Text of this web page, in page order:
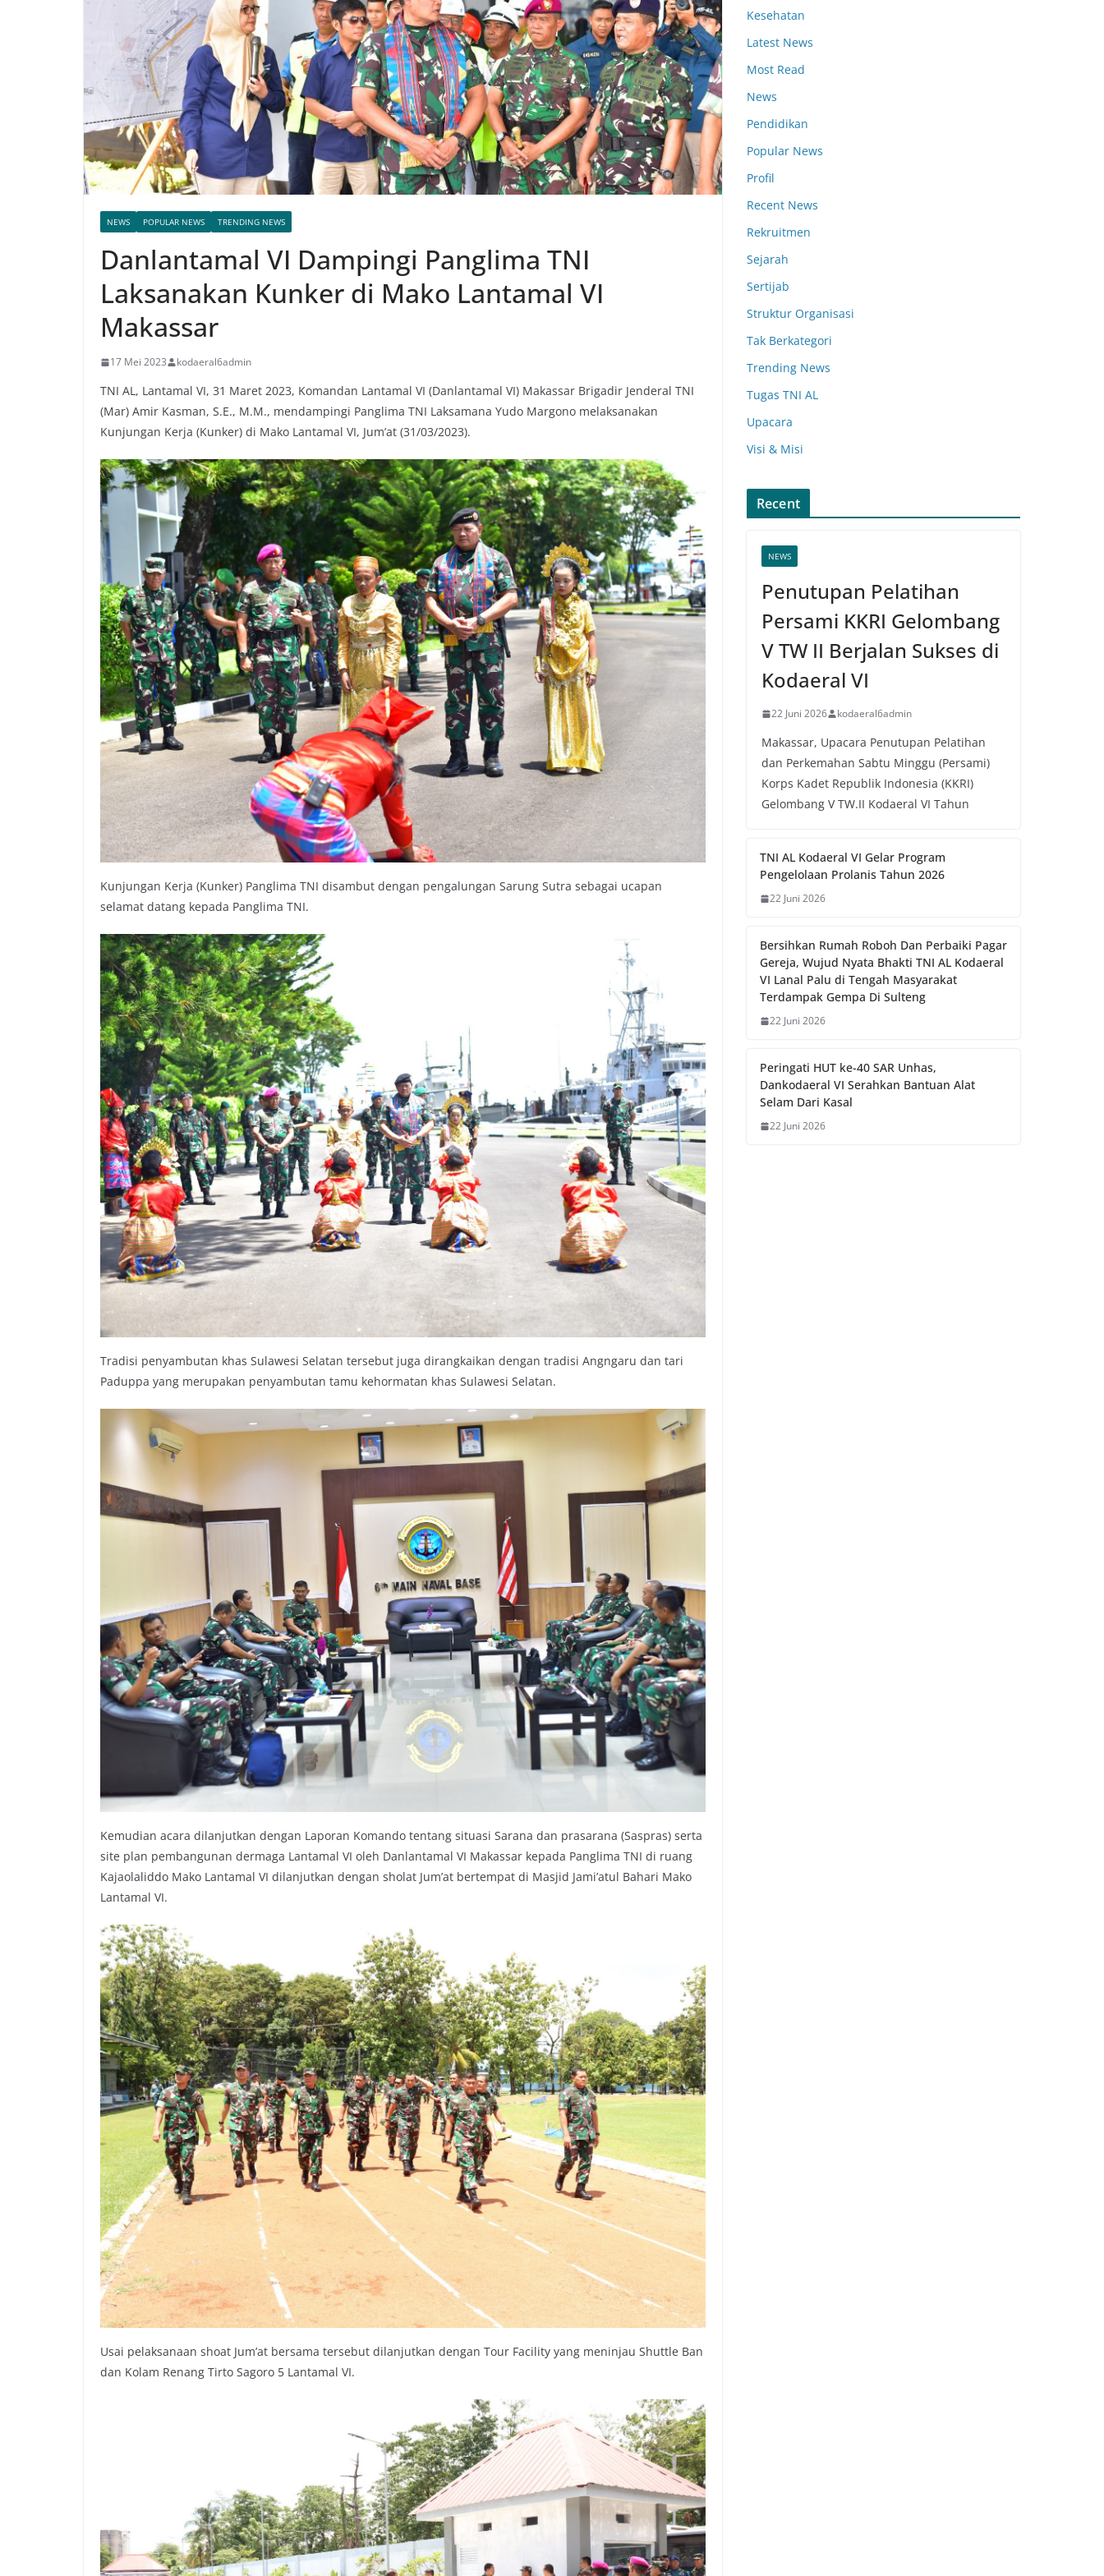
NEWS POPULAR NEWS TRENDING NEWS
Danlantamal VI Dampingi Panglima TNI
Laksanakan Kunker di Mako Lantamal VI
Makassar
17 Mei 2023 kodaeral6admin
TNI AL, Lantamal VI, 31 Maret 2023, Komandan Lantamal VI (Danlantamal VI) Makassar Brigadir Jenderal TNI
(Mar) Amir Kasman, S.E., M.M., mendampingi Panglima TNI Laksamana Yudo Margono melaksanakan
Kunjungan Kerja (Kunker) di Mako Lantamal VI, Jum’at (31/03/2023).
Kunjungan Kerja (Kunker) Panglima TNI disambut dengan pengalungan Sarung Sutra sebagai ucapan
selamat datang kepada Panglima TNI.
Tradisi penyambutan khas Sulawesi Selatan tersebut juga dirangkaikan dengan tradisi Angngaru dan tari
Paduppa yang merupakan penyambutan tamu kehormatan khas Sulawesi Selatan.
Kemudian acara dilanjutkan dengan Laporan Komando tentang situasi Sarana dan prasarana (Saspras) serta
site plan pembangunan dermaga Lantamal VI oleh Danlantamal VI Makassar kepada Panglima TNI di ruang
Kajaolaliddo Mako Lantamal VI dilanjutkan dengan sholat Jum’at bertempat di Masjid Jami’atul Bahari Mako
Lantamal VI.
Usai pelaksanaan shoat Jum’at bersama tersebut dilanjutkan dengan Tour Facility yang meninjau Shuttle Ban
dan Kolam Renang Tirto Sagoro 5 Lantamal VI.
Kesehatan
Latest News
Most Read
News
Pendidikan
Popular News
Profil
Recent News
Rekruitmen
Sejarah
Sertijab
Struktur Organisasi
Tak Berkategori
Trending News
Tugas TNI AL
Upacara
Visi & Misi
Recent
NEWS
Penutupan Pelatihan
Persami KKRI Gelombang
V TW II Berjalan Sukses di
Kodaeral VI
22 Juni 2026 kodaeral6admin
Makassar, Upacara Penutupan Pelatihan
dan Perkemahan Sabtu Minggu (Persami)
Korps Kadet Republik Indonesia (KKRI)
Gelombang V TW.II Kodaeral VI Tahun
TNI AL Kodaeral VI Gelar Program
Pengelolaan Prolanis Tahun 2026
22 Juni 2026
Bersihkan Rumah Roboh Dan Perbaiki Pagar
Gereja, Wujud Nyata Bhakti TNI AL Kodaeral
VI Lanal Palu di Tengah Masyarakat
Terdampak Gempa Di Sulteng
22 Juni 2026
Peringati HUT ke-40 SAR Unhas,
Dankodaeral VI Serahkan Bantuan Alat
Selam Dari Kasal
22 Juni 2026